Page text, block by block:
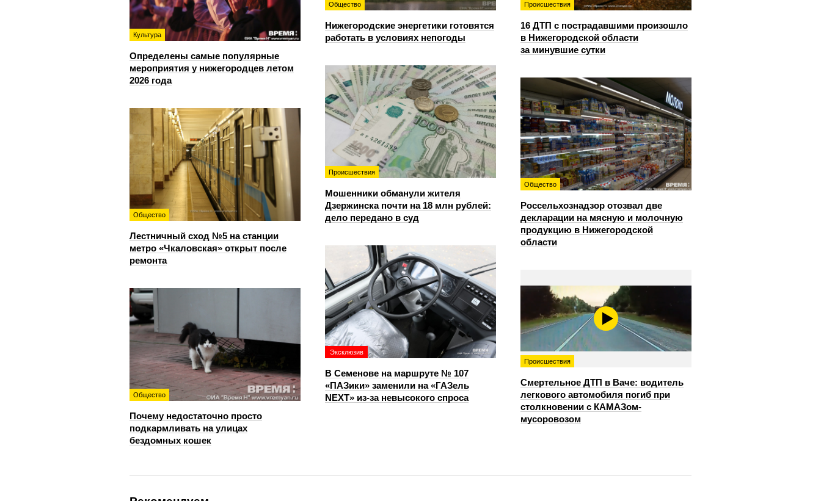
Общество
Нижегородские энергетики готовятся
работать в условиях непогоды
Происшествия
16 ДТП с пострадавшими произошло
в Нижегородской области
за минувшие сутки
Культура
Определены самые популярные
мероприятия у нижегородцев летом
2026 года
Происшествия
Мошенники обманули жителя
Дзержинска почти на 18 млн рублей:
дело передано в суд
Общество
Россельхознадзор отозвал две
декларации на мясную и молочную
продукцию в Нижегородской
области
Общество
Лестничный сход №5 на станции
метро «Чкаловская» открыт после
ремонта
Эксклюзив
В Семенове на маршруте № 107
«ПАЗики» заменили на «ГАЗель
NEXT» из‑за невысокого спроса
Происшествия
Смертельное ДТП в Ваче: водитель
легкового автомобиля погиб при
столкновении с КАМАЗом-
мусоровозом
Общество
Почему недостаточно просто
подкармливать на улицах
бездомных кошек